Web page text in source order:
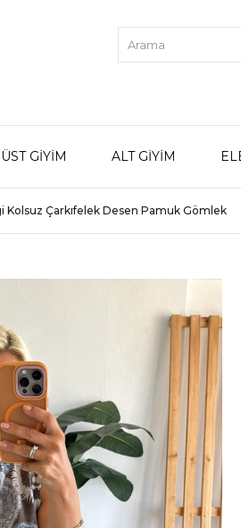
ÜST GİYİM ALT GİYİM
Kolsuz Çarkıfelek Desen Pamuk Gömlek